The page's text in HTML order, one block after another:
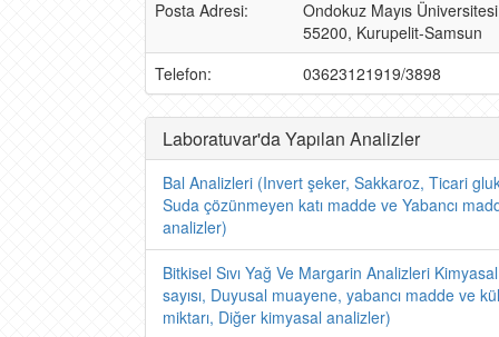
Posta Adresi:
Ondokuz Mayıs
55200, Kurupelit-Samsun
Telefon:
03623121919/3898
Laboratuvar'da Yapılan Analizler
Bal Analizleri (Invert şeker, Sakkaroz, Ticari
Suda çözünmeyen katı madde ve Yabancı
analizler)
Bitkisel Sıvı Yağ Ve Margarin Analizleri
sayısı, Duyusal muayene, yabancı madde ve
miktarı, Diğer kimyasal analizler)